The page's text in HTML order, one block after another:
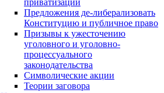
приватизации
Предложения де-либерализовать
Конституцию и публичное право
Призывы к ужесточению
уголовного и уголовно-
процессуального
законодательства
Символические акции
Теории заговора